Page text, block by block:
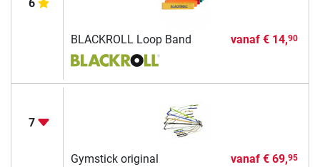
6
BLACKROLL Loop Band vanaf € 14,90
7
Gymstick original vanaf € 69,95